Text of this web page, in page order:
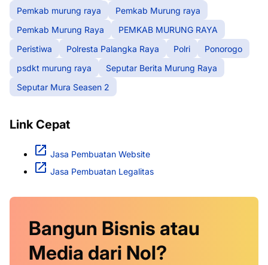
Pemkab murung raya
Pemkab Murung raya
Pemkab Murung Raya
PEMKAB MURUNG RAYA
Peristiwa
Polresta Palangka Raya Polri
Ponorogo
psdkt murung raya
Seputar Berita Murung Raya
Seputar Mura Seasen 2
Link Cepat
Jasa Pembuatan Website
Jasa Pembuatan Legalitas
Bangun Bisnis atau
Media dari Nol?